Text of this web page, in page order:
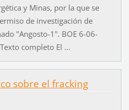
y Minas, por la que se
de investigación de
"Angosto-1". BOE 6-06-
completo El ...
sobre el fracking